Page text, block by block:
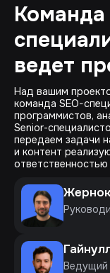
Команда
ведет
Над вашим
команда SEO-
программистов,
Senior-
передаем задачи
и контент
ответственностью
Ведущий